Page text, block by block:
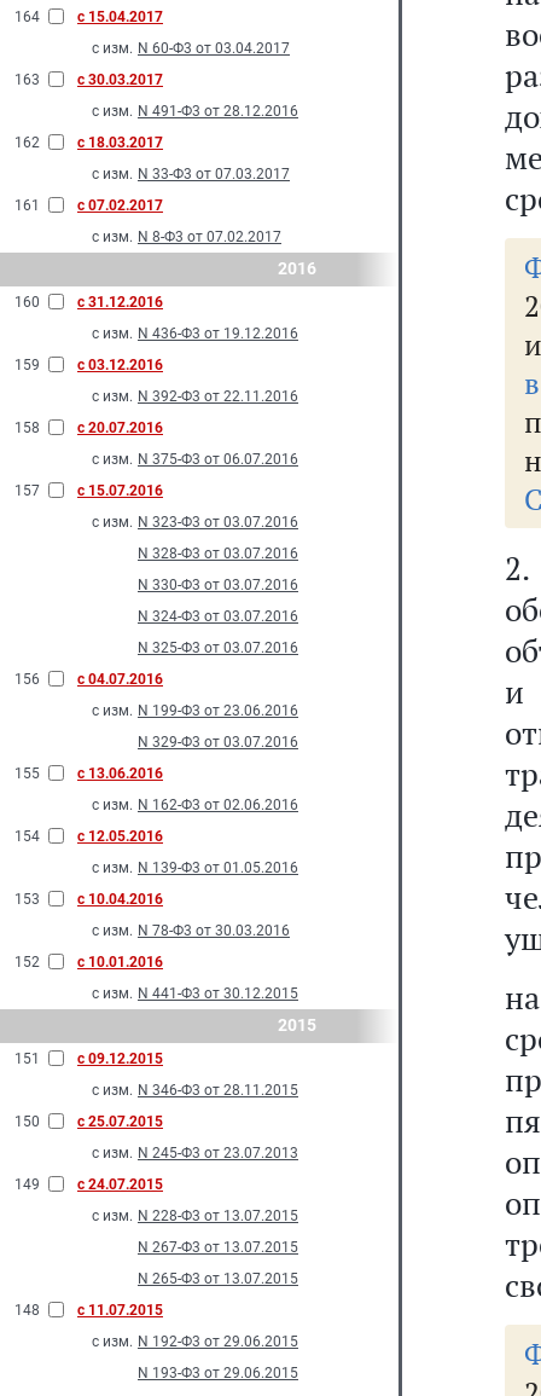
164
с 15.04.2017
с изм. N 60-Ф3 от 03.04.2017
163
с 30.03.2017
с изм. N 491-Ф3 от 28.12.2016
162
с 18.03.2017
с изм. N 33-Ф3 от 07.03.2017
161
с 07.02.2017
с изм. N 8-Ф3 от 07.02.2017
2016
160
с 31.12.2016
с изм. N 436-Ф3 от 19.12.2016
159
с 03.12.2016
с изм. N 392-Ф3 от 22.11.2016
158
с 20.07.2016
с изм. N 375-Ф3 от 06.07.2016
157
с 15.07.2016
с изм. N 323-Ф3 от 03.07.2016
N 328-Ф3 от 03.07.2016
N 330-Ф3 от 03.07.2016
N 324-Ф3 от 03.07.2016
N 325-Ф3 от 03.07.2016
156
с 04.07.2016
с изм. N 199-Ф3 от 23.06.2016
N 329-Ф3 от 03.07.2016
155
с 13.06.2016
с изм. N 162-Ф3 от 02.06.2016
154
с 12.05.2016
с изм. N 139-Ф3 от 01.05.2016
153
с 10.04.2016
с изм. N 78-Ф3 от 30.03.2016
152
с 10.01.2016
с изм. N 441-Ф3 от 30.12.2015
2015
151
с 09.12.2015
с изм. N 346-Ф3 от 28.11.2015
150
с 25.07.2015
с изм. N 245-Ф3 от 23.07.2013
149
с 24.07.2015
с изм. N 228-Ф3 от 13.07.2015
N 267-Ф3 от 13.07.2015
N 265-Ф3 от 13.07.2015
148
с 11.07.2015
с изм. N 192-Ф3 от 29.06.2015
N 193-Ф3 от 29.06.2015
и